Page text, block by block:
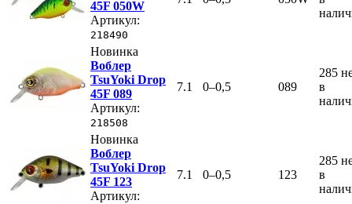
45F 050W
Артикул:
218490
Новинка
Воблер
TsuYoki Drop
45F 089
Артикул:
218508
7.1 0–0,5 089
285
в
Новинка
Воблер
TsuYoki Drop
45F 123
Артикул:
7.1 0–0,5 123
285
в